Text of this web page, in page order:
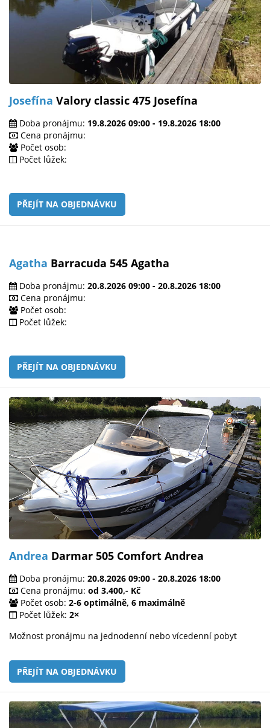
Josefína Valory classic 475 Josefína
Doba pronájmu: 19.8.2026 09:00 - 19.8.2026 18:00
Cena pronájmu:
Počet osob:
Počet lůžek:
PŘEJÍT NA OBJEDNÁVKU
Agatha Barracuda 545 Agatha
Doba pronájmu: 20.8.2026 09:00 - 20.8.2026 18:00
Cena pronájmu:
Počet osob:
Počet lůžek:
PŘEJÍT NA OBJEDNÁVKU
Andrea Darmar 505 Comfort Andrea
Doba pronájmu: 20.8.2026 09:00 - 20.8.2026 18:00
Cena pronájmu: od 3.400,- Kč
Počet osob: 2-6 optimálně, 6 maximálně
Počet lůžek: 2×
Možnost pronájmu na jednodenní nebo vícedenní pobyt
PŘEJÍT NA OBJEDNÁVKU